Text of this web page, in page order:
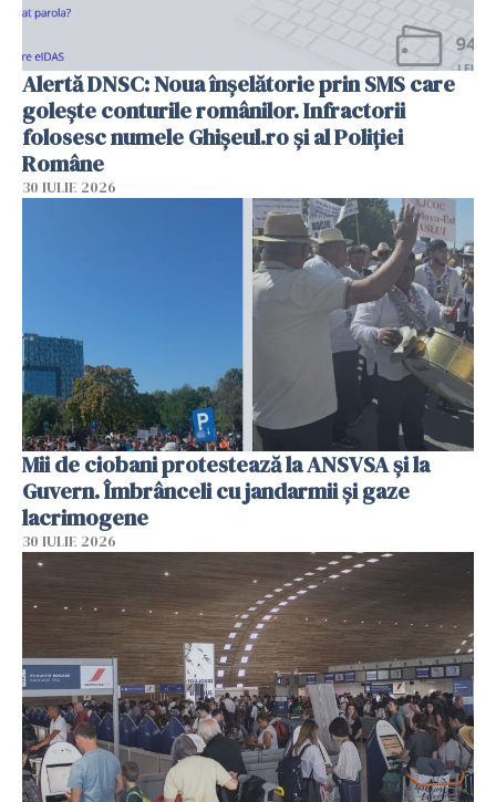
Alertă DNSC: Noua înșelătorie prin SMS care
golește conturile românilor. Infractorii
folosesc numele Ghișeul.ro și al Poliției
Române
30 IULIE 2026
Mii de ciobani protestează la ANSVSA și la
Guvern. Îmbrânceli cu jandarmii și gaze
lacrimogene
30 IULIE 2026